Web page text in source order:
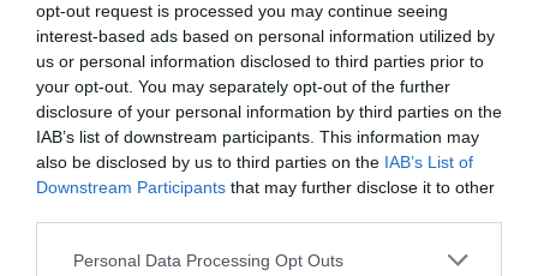
opt-out request is processed you may continue seeing
interest-based ads based on personal information utilized by
us or personal information disclosed to third parties prior to
your opt-out. You may separately opt-out of the further
disclosure of your personal information by third parties on the
IAB’s list of downstream participants. This information may
also be disclosed by us to third parties on the IAB’s List of
Downstream Participants that may further disclose it to other
Please note that this website/app uses one or more Google
Personal Data Processing Opt Outs
PRONEWS.GR /ΠΑΣΟΚ-ΚΙΝΑΛ
Η δήλωση του Ν.Ανδρουλάκη για την
τραγωδία στην Ψάθα με την σύγκρουση
των δύο ελικοπτέρων